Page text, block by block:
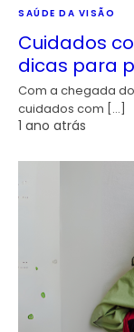
SAÚDE DA VISÃO
Cuidados
dicas para
Com a chegada
cuidados com […]
1 ano atrás